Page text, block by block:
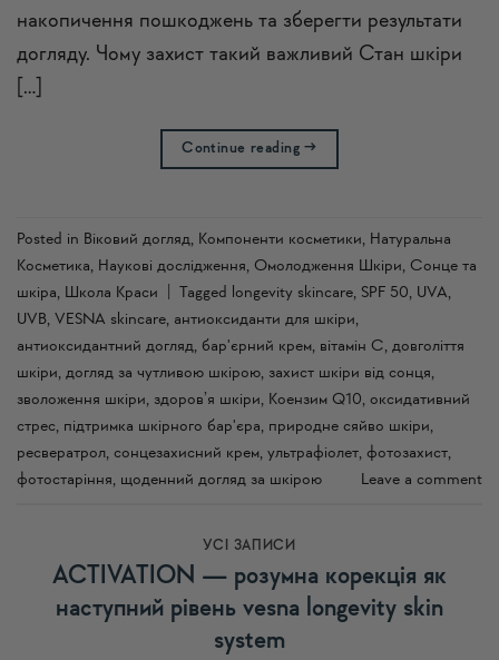
накопичення пошкоджень та зберегти результати
догляду. Чому захист такий важливий Стан шкіри
[…]
Continue reading→
Posted in Віковий догляд, Компоненти косметики, Натуральна
Косметика, Наукові дослідження, Омолодження Шкіри, Сонце та
шкіра, Школа Краси Tagged longevity skincare, SPF 50, UVA,
UVB, VESNA skincare, антиоксиданти для шкіри,
антиоксидантний догляд, бар'єрний крем, вітамін С, довголіття
шкіри, догляд за чутливою шкірою, захист шкіри від сонця,
зволоження шкіри, здоров’я шкіри, Коензим Q10, оксидативний
стрес, підтримка шкірного бар'єра, природне сяйво шкіри,
ресвератрол, сонцезахисний крем, ультрафіолет, фотозахист,
фотостаріння, щоденний догляд за шкірою Leave a comment
УСI ЗАПИСИ
ACTIVATION — розумна корекція як
наступний рівень vesna longevity skin
system